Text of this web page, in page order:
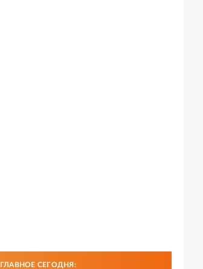
ГЛАВНОЕ СЕГОДНЯ: